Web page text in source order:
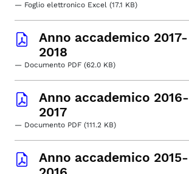
— Foglio elettronico Excel (17.1 KB)
Anno accademico 2017-
2018
— Documento PDF (62.0 KB)
Anno accademico 2016-
2017
— Documento PDF (111.2 KB)
Anno accademico 2015-